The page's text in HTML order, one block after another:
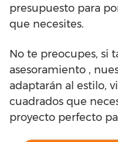
presupuesto para
que necesites.
No te preocupes, si
asesoramiento ,
adaptarán al estilo,
cuadrados que
proyecto perfecto